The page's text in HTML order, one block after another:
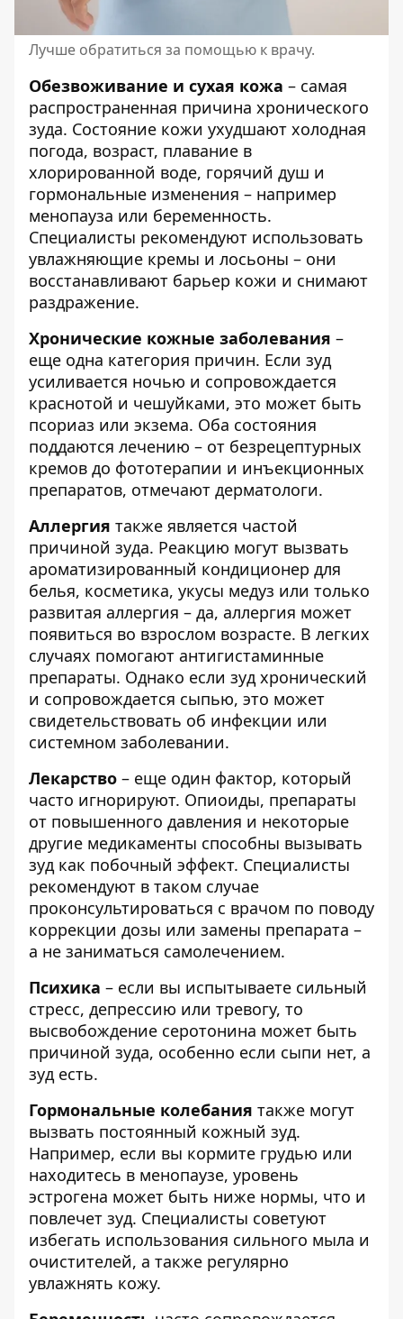
Лучше обратиться за помощью к врачу.
Обезвоживание и сухая кожа – самая
распространенная причина хронического
зуда. Состояние кожи ухудшают холодная
погода, возраст, плавание в
хлорированной воде, горячий душ и
гормональные изменения – например
менопауза или беременность.
Специалисты рекомендуют использовать
увлажняющие кремы и лосьоны – они
восстанавливают барьер кожи и снимают
раздражение.
Хронические кожные заболевания –
еще одна категория причин. Если зуд
усиливается ночью и сопровождается
краснотой и чешуйками, это может быть
псориаз или экзема. Оба состояния
поддаются лечению – от безрецептурных
кремов до фототерапии и инъекционных
препаратов, отмечают дерматологи.
Аллергия также является частой
причиной зуда. Реакцию могут вызвать
ароматизированный кондиционер для
белья, косметика, укусы медуз или только
развитая аллергия – да, аллергия может
появиться во взрослом возрасте. В легких
случаях помогают антигистаминные
препараты. Однако если зуд хронический
и сопровождается сыпью, это может
свидетельствовать об инфекции или
системном заболевании.
Лекарство – еще один фактор, который
часто игнорируют. Опиоиды, препараты
от повышенного давления и некоторые
другие медикаменты способны вызывать
зуд как побочный эффект. Специалисты
рекомендуют в таком случае
проконсультироваться с врачом по поводу
коррекции дозы или замены препарата –
а не заниматься самолечением.
Психика – если вы испытываете сильный
стресс, депрессию или тревогу, то
высвобождение серотонина может быть
причиной зуда, особенно если сыпи нет, а
зуд есть.
Гормональные колебания также могут
вызвать постоянный кожный зуд.
Например, если вы кормите грудью или
находитесь в менопаузе, уровень
эстрогена может быть ниже нормы, что и
повлечет зуд. Специалисты советуют
избегать использования сильного мыла и
очистителей, а также регулярно
увлажнять кожу.